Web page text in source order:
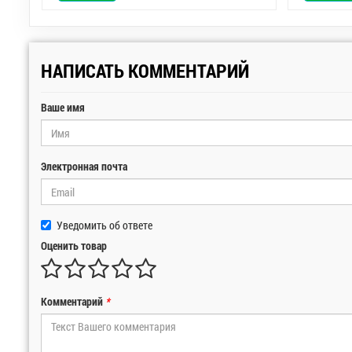
НАПИСАТЬ КОММЕНТАРИЙ
Ваше имя
Электронная почта
Уведомить об ответе
Оценить товар
Комментарий *